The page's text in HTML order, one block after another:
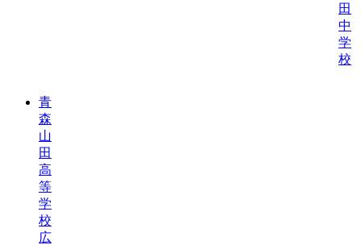
田
中
学
校
青
森
山
田
高
等
学
校
広